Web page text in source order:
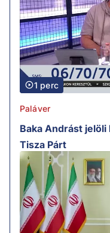
1 perc
Paláver
Baka Andrást
Tisza Párt